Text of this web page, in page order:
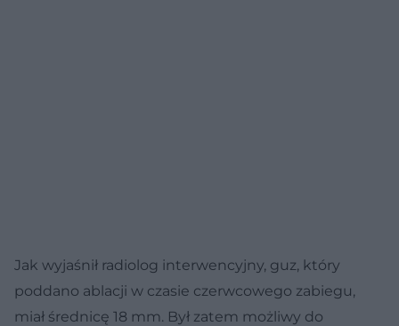
Jak wyjaśnił radiolog interwencyjny, guz, który
poddano ablacji w czasie czerwcowego zabiegu,
miał średnicę 18 mm. Był zatem możliwy do